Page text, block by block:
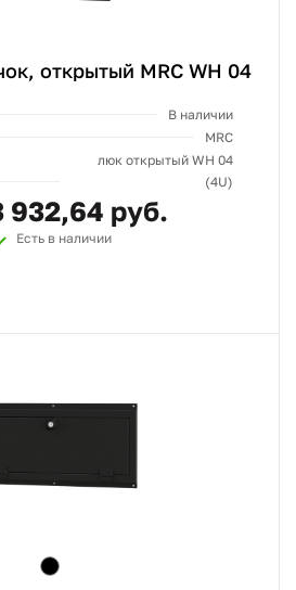
открытый MRC WH 04
В наличии
MRC
люк открытый WH 04
(4U)
932,64 руб.
Есть в наличии